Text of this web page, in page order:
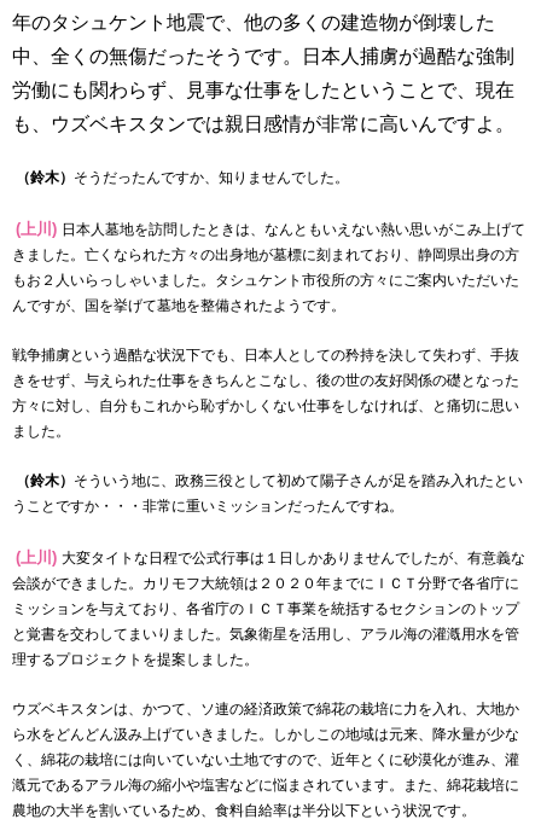
年のタシュケント地震で、他の多くの建造物が倒壊した
中、全くの無傷だったそうです。日本人捕虜が過酷な強制
労働にも関わらず、見事な仕事をしたということで、現在
も、ウズベキスタンでは親日感情が非常に高いんですよ。
（鈴木） そうだったんですか、知りませんでした。
(上川) 日本人墓地を訪問したときは、なんともいえない熱い思いがこみ上げて
きました。亡くなられた方々の出身地が墓標に刻まれており、静岡県出身の方
もお２人いらっしゃいました。タシュケント市役所の方々にご案内いただいた
んですが、国を挙げて墓地を整備されたようです。
戦争捕虜という過酷な状況下でも、日本人としての矜持を決して失わず、手抜
きをせず、与えられた仕事をきちんとこなし、後の世の友好関係の礎となった
方々に対し、自分もこれから恥ずかしくない仕事をしなければ、と痛切に思い
ました。
（鈴木） そういう地に、政務三役として初めて陽子さんが足を踏み入れたとい
うことですか・・・非常に重いミッションだったんですね。
(上川) 大変タイトな日程で公式行事は１日しかありませんでしたが、有意義な
会談ができました。カリモフ大統領は２０２０年までにＩＣＴ分野で各省庁に
ミッションを与えており、各省庁のＩＣＴ事業を統括するセクションのトップ
と覚書を交わしてまいりました。気象衛星を活用し、アラル海の灌漑用水を管
理するプロジェクトを提案しました。
ウズベキスタンは、かつて、ソ連の経済政策で綿花の栽培に力を入れ、大地か
ら水をどんどん汲み上げていきました。しかしこの地域は元来、降水量が少な
く、綿花の栽培には向いていない土地ですので、近年とくに砂漠化が進み、灌
漑元であるアラル海の縮小や塩害などに悩まされています。また、綿花栽培に
農地の大半を割いているため、食料自給率は半分以下という状況です。